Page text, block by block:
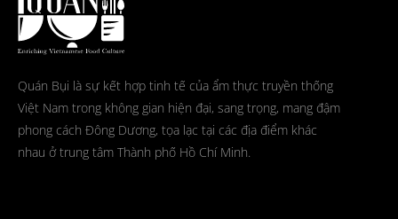
Quán Bụi là sự kết hợp tinh tế của ẩm thực truyền thống
Việt Nam trong không gian hiện đại, sang trọng, mang đậm
phong cách Đông Dương, tọa lạc tại các địa điểm khác
nhau ở trung tâm Thành phố Hồ Chí Minh.